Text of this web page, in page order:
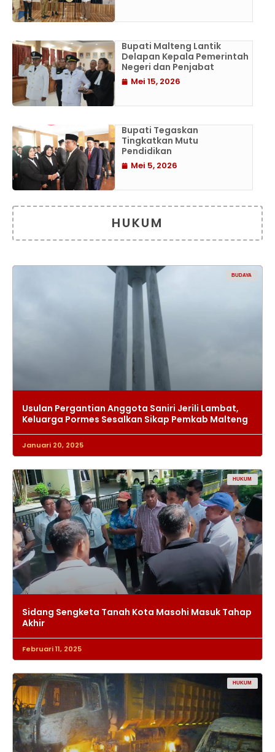
Bupati Malteng Lantik
Delapan Kepala Pemerintah
Negeri dan Penjabat
Mei 15, 2026
Bupati Tegaskan
Tingkatkan Mutu
Pendidikan
Mei 5, 2026
HUKUM
BUDAYA
Usulan Pergantian Anggota Saniri Jerili Lambat,
Keluarga Pormes Sesalkan Sikap Pemkab Malteng
Januari 20, 2025
HUKUM
Sidang Sengketa Tanah Kota Masohi Masuk Tahap
Akhir
Februari 11, 2025
HUKUM